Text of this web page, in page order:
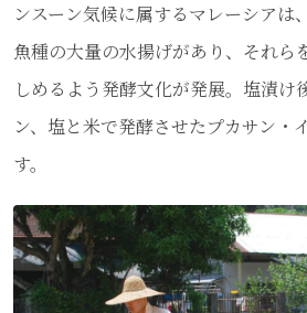
ンスーン気候に属するマレーシアは
魚種の大量の水揚げがあり、それら
しめるよう発酵文化が発展。塩漬け
ン、塩と米で発酵させたプカサン・
す。